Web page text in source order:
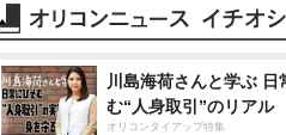
川島海荷さんと学ぶ 日
む“人身取引”のリアル
オリコンタイアップ特集